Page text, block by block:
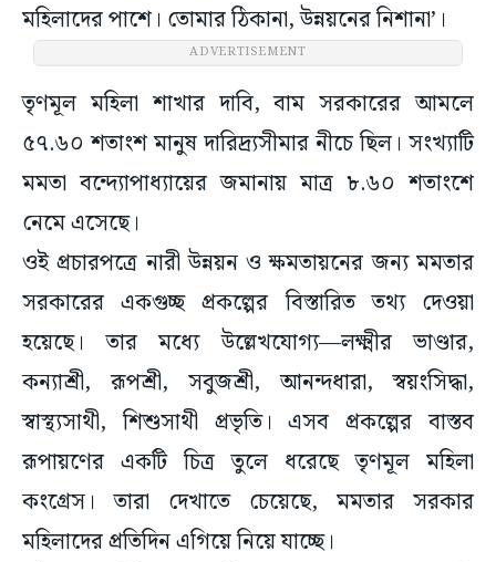
মহিলাদের পাশে। তোমার ঠিকানা, উন্নয়নের নিশানা’।
ADVERTISEMENT
তৃণমূল মহিলা শাখার দাবি, বাম সরকারের আমলে
৫৭.৬০ শতাংশ মানুষ দারিদ্র্যসীমার নীচে ছিল। সংখ্যাটি
মমতা বন্দ্যোপাধ্যায়ের জমানায় মাত্র ৮.৬০ শতাংশে
নেমে এসেছে।
ওই প্রচারপত্রে নারী উন্নয়ন ও ক্ষমতায়নের জন্য মমতার
সরকারের একগুচ্ছ প্রকল্পের বিস্তারিত তথ্য দেওয়া
হয়েছে। তার মধ্যে উল্লেখযোগ্য—লক্ষ্মীর ভাণ্ডার,
কন্যাশ্রী, রূপশ্রী, সবুজশ্রী, আনন্দধারা, স্বয়ংসিদ্ধা,
স্বাস্থ্যসাথী, শিশুসাথী প্রভৃতি। এসব প্রকল্পের বাস্তব
রূপায়ণের একটি চিত্র তুলে ধরেছে তৃণমূল মহিলা
কংগ্রেস। তারা দেখাতে চেয়েছে, মমতার সরকার
মহিলাদের প্রতিদিন এগিয়ে নিয়ে যাচ্ছে।